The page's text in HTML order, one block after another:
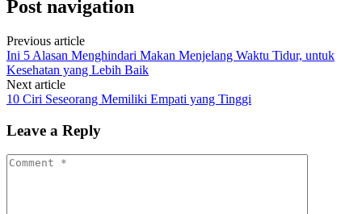
Post navigation
Previous article
Ini 5 Alasan Menghindari Makan Menjelang Waktu Tidur, untuk
Kesehatan yang Lebih Baik
Next article
10 Ciri Seseorang Memiliki Empati yang Tinggi
Leave a Reply